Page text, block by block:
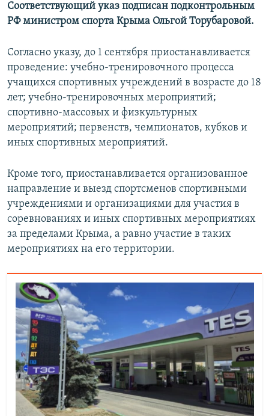
Соответствующий указ подписан подконтрольным
РФ министром спорта Крыма Ольгой Торубаровой.
Согласно указу, до 1 сентября приостанавливается
проведение: учебно-тренировочного процесса
учащихся спортивных учреждений в возрасте до 18
лет; учебно-тренировочных мероприятий;
спортивно-массовых и физкультурных
мероприятий; первенств, чемпионатов, кубков и
иных спортивных мероприятий.
Кроме того, приостанавливается организованное
направление и выезд спортсменов спортивными
учреждениями и организациями для участия в
соревнованиях и иных спортивных мероприятиях
за пределами Крыма, а равно участие в таких
мероприятиях на его территории.